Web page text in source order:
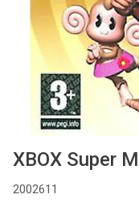
Board Games
Cadeaubon
Inkoop
XBOX Super
2002611